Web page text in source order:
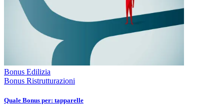
Bonus Edilizia
Bonus Ristrutturazioni
Quale Bonus per: tapparelle